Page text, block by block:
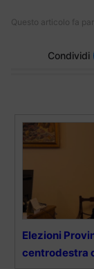
Questo articolo fa
Condividi
Elezioni
centrodestra